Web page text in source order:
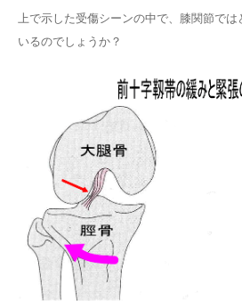
上で示した受傷シーンの中で、膝関節で
いるのでしょうか？